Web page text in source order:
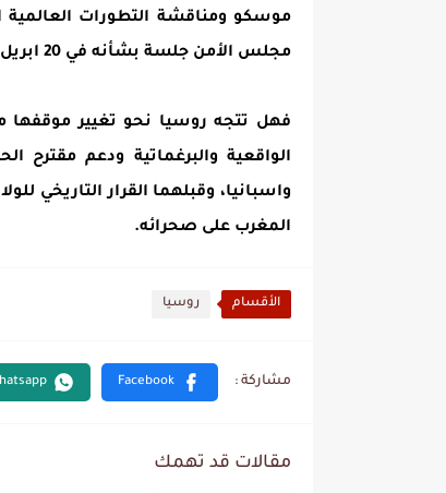
موسكو ومناقشة التطورات العالمية
مجلس الأمن جلسة بشأنه في 20 ابريل الجاري.
فهل تتجه روسيا نحو تغيير موقفها
واسبانيا، وقبلهما القرار التاريخي
المغرب على صحرائه.
الأقسام روسيا
مقالات قد تهمك